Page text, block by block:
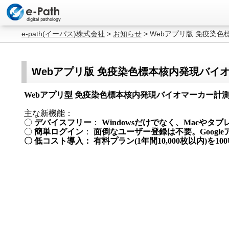
e-path(イーパス)株式会社 > お知らせ > Webアプリ版 免疫染色
Webアプリ版 免疫染色標本核内発現バイ
Webアプリ型 免疫染色標本核内発現バイオマーカー計
主な新機能：
〇 デバイスフリー ： Windowsだけでなく、Macやタブ
〇 簡単ログイン ： 面倒なユーザー登録は不要。
〇 低コスト導入： 有料プラン(1年間10,000枚以内)を